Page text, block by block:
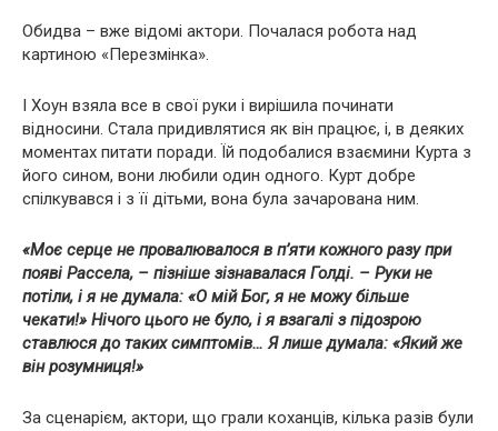
Обидва – вже відомі актори. Почалася робота над
картиною «Перезмінка».
І Хоун взяла все в свої руки і вирішила починати
відносини. Стала придивлятися як він працює, і, в деяких
моментах питати поради. Їй подобалися взаємини Курта з
його сином, вони любили один одного. Курт добре
спілкувався і з її дітьми, вона була зачарована ним.
«Моє серце не провалювалося в п’яти кожного разу при
появі Рассела, – пізніше зізнавалася Голді. – Руки не
потіли, і я не думала: «О мій Бог, я не можу більше
чекати!» Нічого цього не було, і я взагалі з підозрою
ставлюся до таких симптомів… Я лише думала: «Який же
він розумниця!»
За сценарієм, актори, що грали коханців, кілька разів були